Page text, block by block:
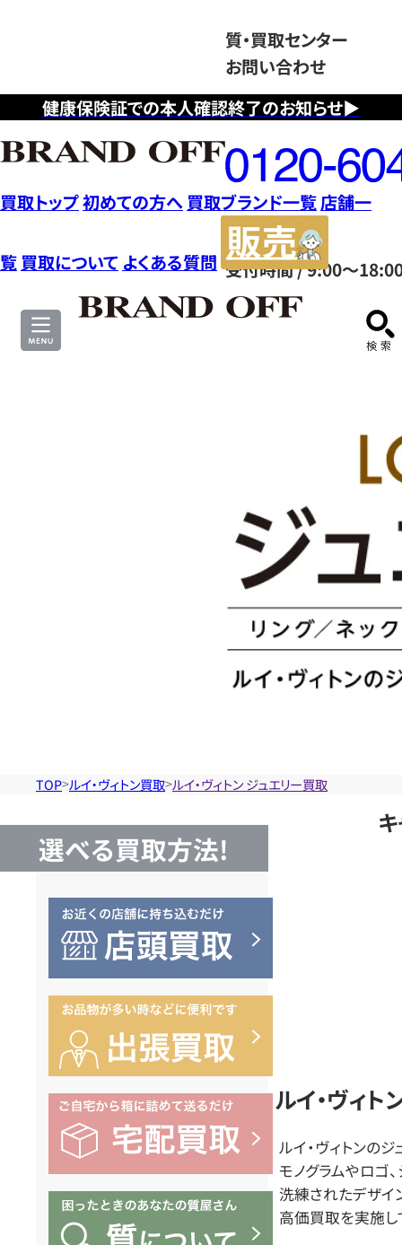
健康保険証での本人確認終了のお知らせ▶
質・買取センター
お問い合わせ
フ
リ
ー
ダ
イ
ヤ
ル
0120604117
受付時間 / 9:00～
買取トップ初めての方へ 買取ブランド一覧店舗一
覧 買取について よくある質問
サ
ュ
エ
TOP ルイ・ヴィトン買取 ルイ・ヴィトン ジュエリー買取
選べる買取方法!
ルイ・ヴィ
ルイ・ヴィトンの
モノグラムやロゴ
洗練されたデザイ
高価買取を実施し